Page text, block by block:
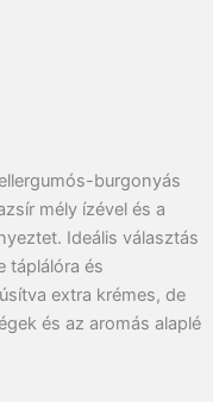
burgonyás
mély ízével és a
Ideális választás
táplálóra és
extra krémes, de
és az aromás alaplé